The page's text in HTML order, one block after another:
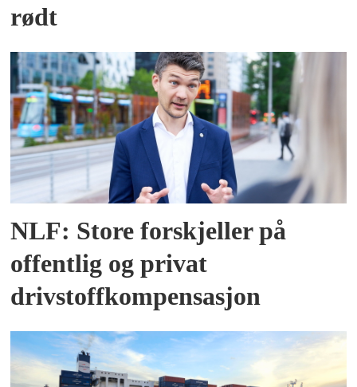
rødt
NLF: Store forskjeller på
offentlig og privat
drivstoffkompensasjon